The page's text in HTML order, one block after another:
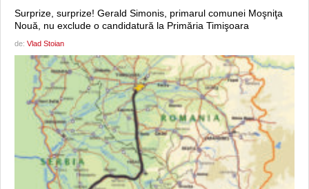
Surprize, surprize! Gerald Simonis, primarul comunei Moşniţa
Nouă, nu exclude o candidatură la Primăria Timişoara
de: Vlad Stoian